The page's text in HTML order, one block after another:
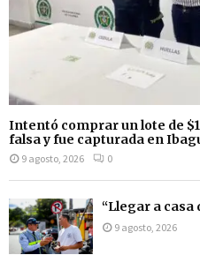
Intentó comprar un lote de
falsa y fue capturada en
9 agosto, 2026 0
“Llegar a casa
9 agosto, 2026